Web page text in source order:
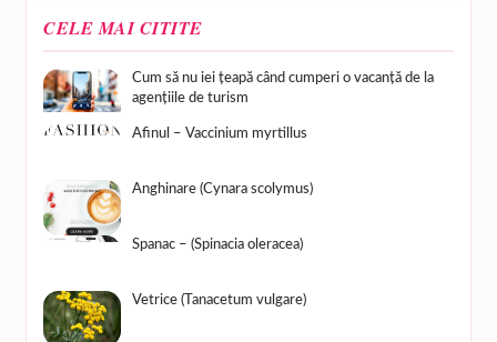
CELE MAI CITITE
Cum să nu iei țeapă când cumperi o vacanță de la
agențiile de turism
Afinul – Vaccinium myrtillus
Anghinare (Cynara scolymus)
Spanac – (Spinacia oleracea)
Vetrice (Tanacetum vulgare)